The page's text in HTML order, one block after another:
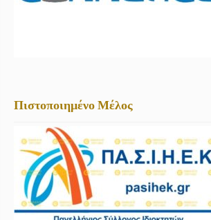
Πιστοποιημένο Μέλος